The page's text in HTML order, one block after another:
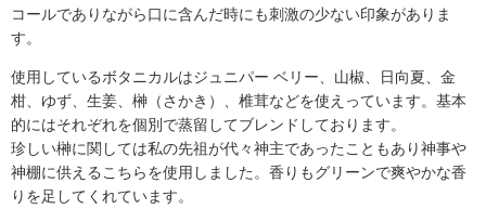
コールでありながら口に含んだ時にも刺激の少ない印象がありま
す。
使用しているボタニカルはジュニパー ベリー、山椒、日向夏、金
柑、ゆず、生姜、榊（さかき）、椎茸などを使えっています。基本
的にはそれぞれを個別で蒸留してブレンドしております。
珍しい榊に関しては私の先祖が代々神主であったこともあり神事や
神棚に供えるこちらを使用しました。香りもグリーンで爽やかな香
りを足してくれています。